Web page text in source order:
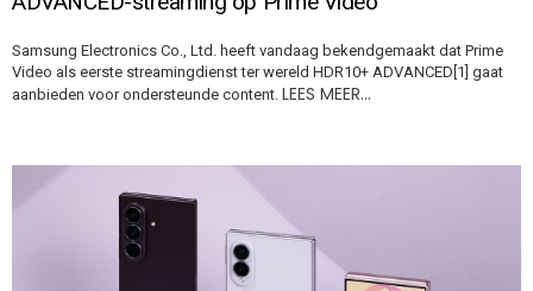
Samsung Electronics Co., Ltd. heeft vandaag bekendgemaakt dat Prime
Video als eerste streamingdienst ter wereld HDR10+ ADVANCED[1] gaat
aanbieden voor ondersteunde content. LEES MEER…